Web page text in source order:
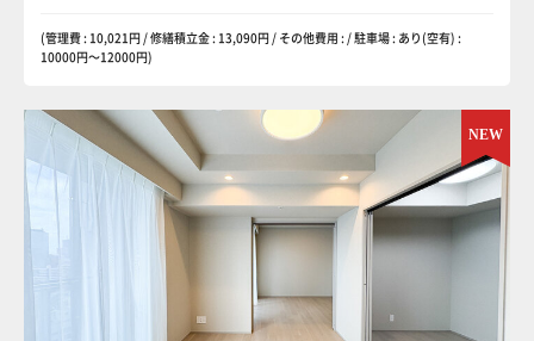
(管理費 : 10,021円 / 修繕積立金 : 13,090円 / その他費用 : / 駐車場 : あり(空有) :
10000円〜12000円)